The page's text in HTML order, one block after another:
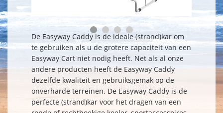
De Easyway Caddy is de ideale (strand)kar om
te gebruiken als u de grotere capaciteit van een
Easyway Cart niet nodig heeft. Net als al onze
andere producten heeft de Easyway Caddy
dezelfde kwaliteit en gebruiksgemak op de
onverharde terreinen. De Easyway Caddy is de
perfecte (strand)kar voor het dragen van een